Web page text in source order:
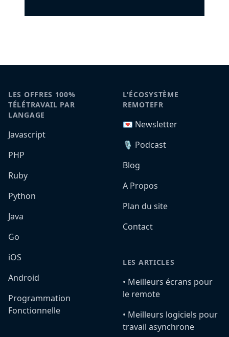
LES OFFRES 100%
TÉLÉTRAVAIL PAR
LANGAGE
Javascript
PHP
Ruby
Python
Java
Go
iOS
Android
Programmation
Fonctionnelle
L'ÉCOSYSTÈME
REMOTEFR
💌 Newsletter
🎙️ Podcast
Blog
A Propos
Plan du site
Contact
LES ARTICLES
•️ Meilleurs écrans pour
le remote
•️ Meilleurs logiciels pour
travail asynchrone